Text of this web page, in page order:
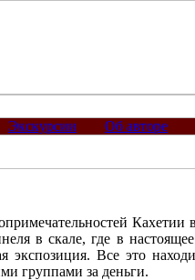
Экскурсии Об авторе
Кахетии
в скале, где в
экспозиция. Все это
группами за деньги.